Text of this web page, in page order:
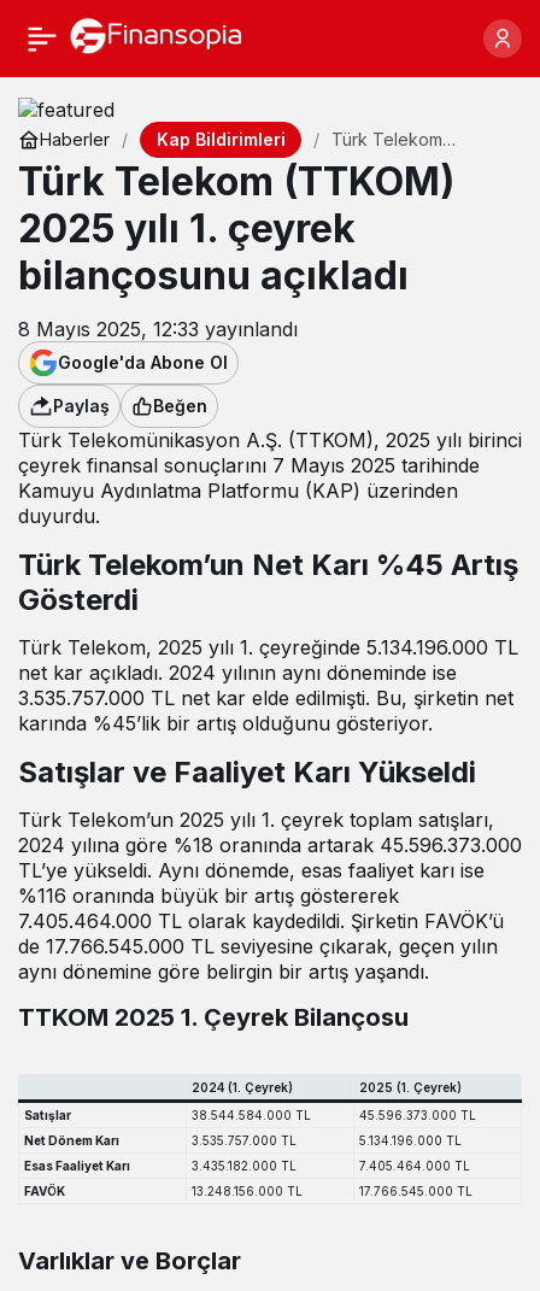
Haberler Kap Bildirimleri
Türk Telekom
(TTKOM) 2025 yılı 1.
çeyrek bilançosunu
açıkladı
Türk Telekom (TTKOM)
2025 yılı 1. çeyrek
bilançosunu açıkladı
8 Mayıs 2025, 12:33 yayınlandı
Google'da Abone Ol
Paylaş Beğen
Türk Telekomünikasyon A.Ş. (TTKOM), 2025 yılı birinci
çeyrek finansal sonuçlarını 7 Mayıs 2025 tarihinde
Kamuyu Aydınlatma Platformu (KAP) üzerinden
duyurdu.
Türk Telekom’un Net Karı %45 Artış
Gösterdi
Türk Telekom, 2025 yılı 1. çeyreğinde 5.134.196.000 TL
net kar açıkladı. 2024 yılının aynı döneminde ise
3.535.757.000 TL net kar elde edilmişti. Bu, şirketin net
karında %45’lik bir artış olduğunu gösteriyor.
Satışlar ve Faaliyet Karı Yükseldi
Türk Telekom’un 2025 yılı 1. çeyrek toplam satışları,
2024 yılına göre %18 oranında artarak 45.596.373.000
TL’ye yükseldi. Aynı dönemde, esas faaliyet karı ise
%116 oranında büyük bir artış göstererek
7.405.464.000 TL olarak kaydedildi. Şirketin FAVÖK’ü
de 17.766.545.000 TL seviyesine çıkarak, geçen yılın
aynı dönemine göre belirgin bir artış yaşandı.
TTKOM 2025 1. Çeyrek Bilançosu
2024 (1. Çeyrek)
2025 (1. Çeyrek)
Satışlar
38.544.584.000 TL
45.596.373.000 TL
Net Dönem Karı
3.535.757.000 TL
5.134.196.000 TL
Esas Faaliyet Karı
3.435.182.000 TL
7.405.464.000 TL
FAVÖK
13.248.156.000 TL 17.766.545.000 TL
Varlıklar ve Borçlar